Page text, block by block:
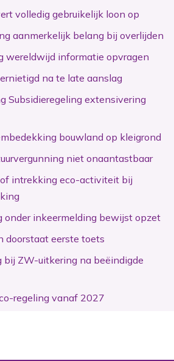
volledig gebruikelijk loon op
aanmerkelijk belang bij overlijden
wereldwijd informatie opvragen
na te late aanslag
Subsidieregeling extensivering
bouwland op kleigrond
niet onaantastbaar
intrekking eco-activiteit bij
onder inkeermelding bewijst opzet
doorstaat eerste toets
bij ZW-uitkering na beëindigde
regeling vanaf 2027